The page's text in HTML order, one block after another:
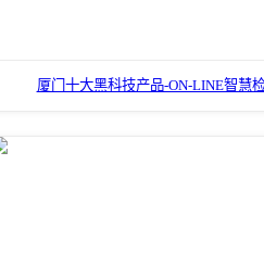
厦门十大黑科技产品-ON-LINE智慧